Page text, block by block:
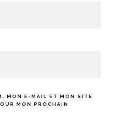
MON E-MAIL ET MON SITE
MON PROCHAIN